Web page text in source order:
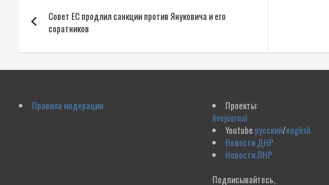
по
записям
Совет ЕС продлил санкции против Януковича и его
соратников
Правила модерации
Проекты:
livejournal
Youtube русский/english
Новости ДНР
Новости ЛНР
Подписывайтесь,